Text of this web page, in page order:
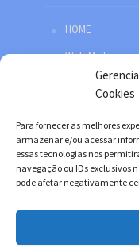
Cookies
Para fornecer as melhores
armazenar e/ou acessar
essas tecnologias nos
navegação ou IDs exclusivos
pode afetar negativamente
HOME
Web Mail
Política de
Facebook
Twitter
YouTube
Instagram